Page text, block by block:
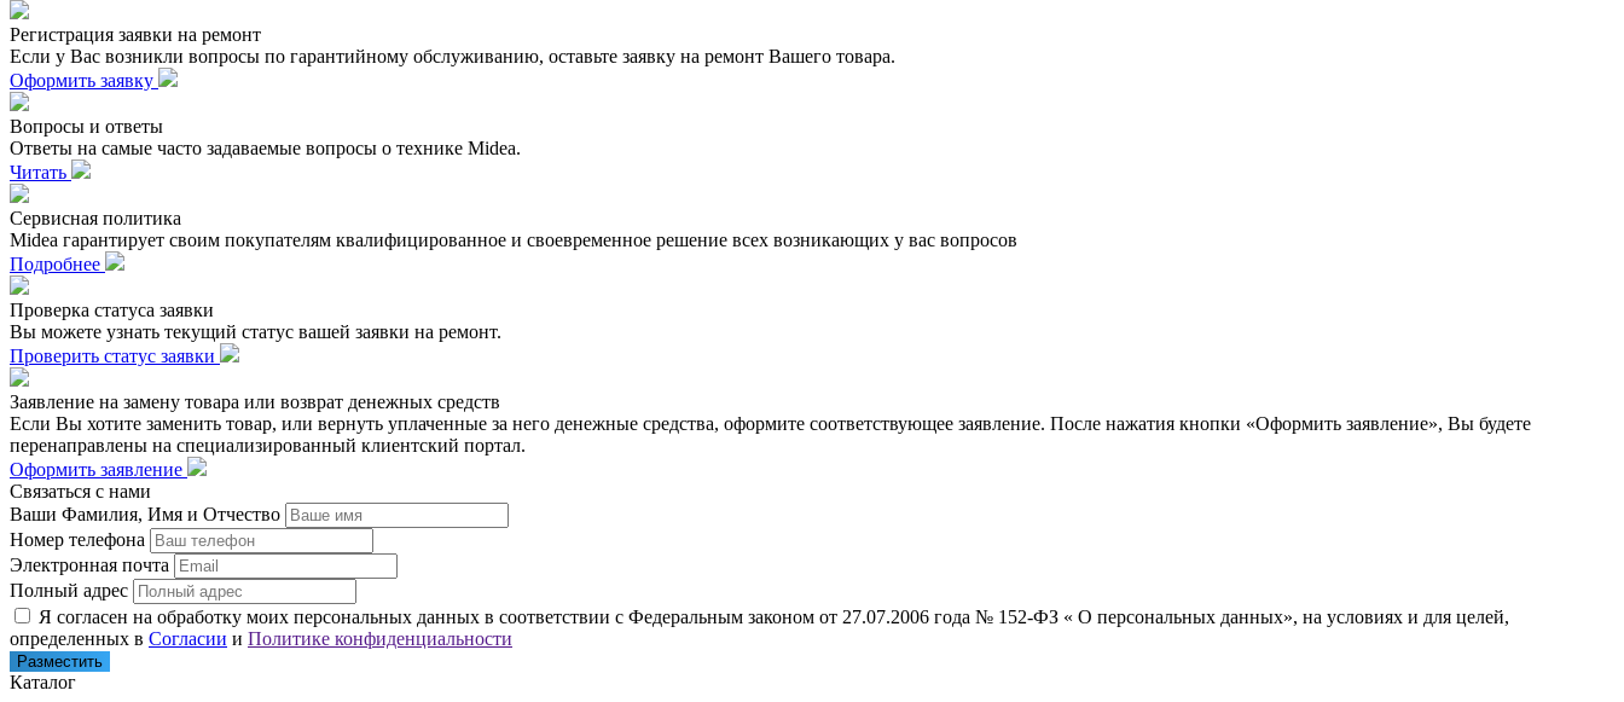
Регистрация заявки на ремонт
Если у Вас возникли вопросы по гарантийному обслуживанию, оставьте заявку на ремонт Вашего товара.
Оформить заявку
Вопросы и ответы
Ответы на самые часто задаваемые вопросы о технике Midea.
Читать
Сервисная политика
Midea гарантирует своим покупателям квалифицированное и своевременное решение всех возникающих у вас вопросов
Подробнее
Проверка статуса заявки
Вы можете узнать текущий статус вашей заявки на ремонт.
Проверить статус заявки
Заявление на замену товара или возврат денежных средств
Если Вы хотите заменить товар, или вернуть уплаченные за него денежные средства, оформите соответствующее заявление. После нажатия кнопки «Оформить заявление», Вы будете
перенаправлены на специализированный клиентский портал.
Оформить заявление
Связаться с нами
Ваши Фамилия, Имя и Отчество
Номер телефона
Электронная почта
Полный адрес
Я согласен на обработку моих персональных данных в соответствии с Федеральным законом от 27.07.2006 года № 152-ФЗ « О персональных данных», на условиях и для целей,
определенных в Согласии и Политике конфиденциальности
Разместить
Каталог